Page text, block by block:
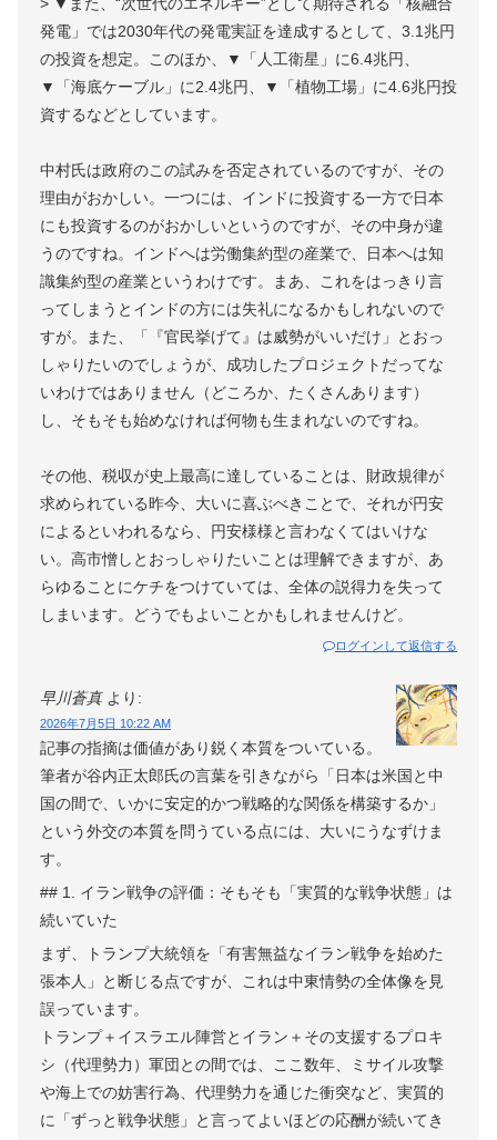
発電」では2030年代の発電実証を達成するとして、3.1兆円
の投資を想定。このほか、▼「人工衛星」に6.4兆円、
▼「海底ケーブル」に2.4兆円、▼「植物工場」に4.6兆円投
資するなどとしています。
中村氏は政府のこの試みを否定されているのですが、その
理由がおかしい。一つには、インドに投資する一方で日本
にも投資するのがおかしいというのですが、その中身が違
うのですね。インドへは労働集約型の産業で、日本へは知
識集約型の産業というわけです。まあ、これをはっきり言
ってしまうとインドの方には失礼になるかもしれないので
すが。また、「『官民挙げて』は威勢がいいだけ」とおっ
しゃりたいのでしょうが、成功したプロジェクトだってな
いわけではありません（どころか、たくさんあります）
し、そもそも始めなければ何物も生まれないのですね。
その他、税収が史上最高に達していることは、財政規律が
求められている昨今、大いに喜ぶべきことで、それが円安
によるといわれるなら、円安様様と言わなくてはいけな
い。高市憎しとおっしゃりたいことは理解できますが、あ
らゆることにケチをつけていては、全体の説得力を失って
しまいます。どうでもよいことかもしれませんけど。
ログインして返信する
早川蒼真 より:
2026年7月5日 10:22 AM
記事の指摘は価値があり鋭く本質をついている。
筆者が谷内正太郎氏の言葉を引きながら「日本は米国と中
国の間で、いかに安定的かつ戦略的な関係を構築するか」
という外交の本質を問うている点には、大いにうなずけま
す。
## 1. イラン戦争の評価：そもそも「実質的な戦争状態」は
続いていた
まず、トランプ大統領を「有害無益なイラン戦争を始めた
張本人」と断じる点ですが、これは中東情勢の全体像を見
誤っています。
トランプ＋イスラエル陣営とイラン＋その支援するプロキ
シ（代理勢力）軍団との間では、ここ数年、ミサイル攻撃
や海上での妨害行為、代理勢力を通じた衝突など、実質的
に「ずっと戦争状態」と言ってよいほどの応酬が続いてき